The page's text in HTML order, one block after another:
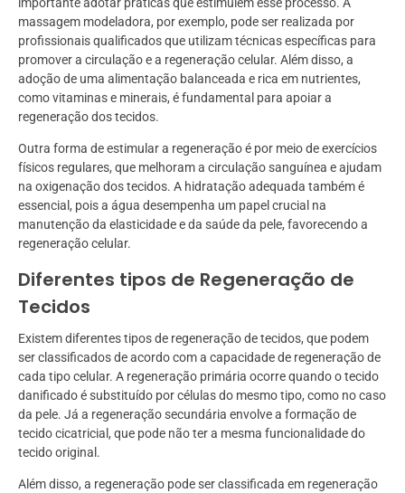
importante adotar práticas que estimulem esse processo. A
massagem modeladora, por exemplo, pode ser realizada por
profissionais qualificados que utilizam técnicas específicas para
promover a circulação e a regeneração celular. Além disso, a
adoção de uma alimentação balanceada e rica em nutrientes,
como vitaminas e minerais, é fundamental para apoiar a
regeneração dos tecidos.
Outra forma de estimular a regeneração é por meio de exercícios
físicos regulares, que melhoram a circulação sanguínea e ajudam
na oxigenação dos tecidos. A hidratação adequada também é
essencial, pois a água desempenha um papel crucial na
manutenção da elasticidade e da saúde da pele, favorecendo a
regeneração celular.
Diferentes tipos de Regeneração de
Tecidos
Existem diferentes tipos de regeneração de tecidos, que podem
ser classificados de acordo com a capacidade de regeneração de
cada tipo celular. A regeneração primária ocorre quando o tecido
danificado é substituído por células do mesmo tipo, como no caso
da pele. Já a regeneração secundária envolve a formação de
tecido cicatricial, que pode não ter a mesma funcionalidade do
tecido original.
Além disso, a regeneração pode ser classificada em regeneração